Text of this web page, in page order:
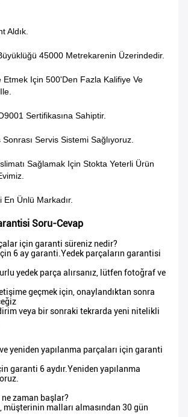
Aldık.
45000 Metrekarenin Üzerindedir.
Etmek Için 500'den Fazla Kalifiye Ve
Sertifikasına Sahiptir.
Servis Sistemi Sağlıyoruz.
Sağlamak Için Stokta Yeterli Ürün
En Ünlü Markadır.
Soru-Cevap
için garanti süreniz nedir?
6 ay garanti.Yedek parçaların garantisi
yedek parça alırsanız, lütfen fotoğraf ve
geçmek için, onaylandıktan sonra
veya bir sonraki tekrarda yeni nitelikli
yeniden yapılanma parçaları için garanti
garanti 6 aydır.Yeniden yapılanma
zaman başlar?
müşterinin malları almasından 30 gün